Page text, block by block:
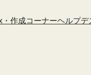
・作成コーナーヘルプデ